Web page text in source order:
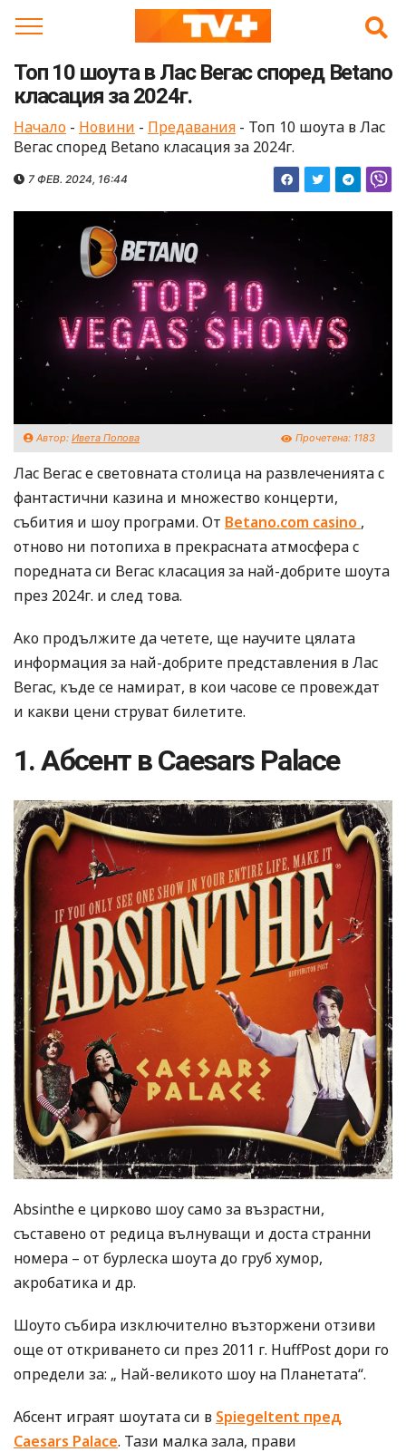
Топ 10 шоута в Лас Вегас според Betano
класация за 2024г.
Начало - Новини - Предавания - Топ 10 шоута в Лас
Вегас според Betano класация за 2024г.
7 ФЕВ. 2024, 16:44
Автор: Ивета Попова Прочетена: 1183
Лас Вегас е световната столица на развлеченията с
фантастични казина и множество концерти,
събития и шоу програми. От Betano.com casino ,
отново ни потопиха в прекрасната атмосфера с
поредната си Вегас класация за най-добрите шоута
през 2024г. и след това.
Ако продължите да четете, ще научите цялата
информация за най-добрите представления в Лас
Вегас, къде се намират, в кои часове се провеждат
и какви цени струват билетите.
1. Абсент в Caesars Palace
Absinthe е цирково шоу само за възрастни,
съставено от редица вълнуващи и доста странни
номера – от бурлеска шоута до груб хумор,
акробатика и др.
Шоуто събира изключително възторжени отзиви
още от откриването си през 2011 г. HuffPost дори го
определи за: „ Най-великото шоу на Планетата“.
Абсент играят шоутата си в Spiegeltent пред
Caesars Palace. Тази малка зала, прави